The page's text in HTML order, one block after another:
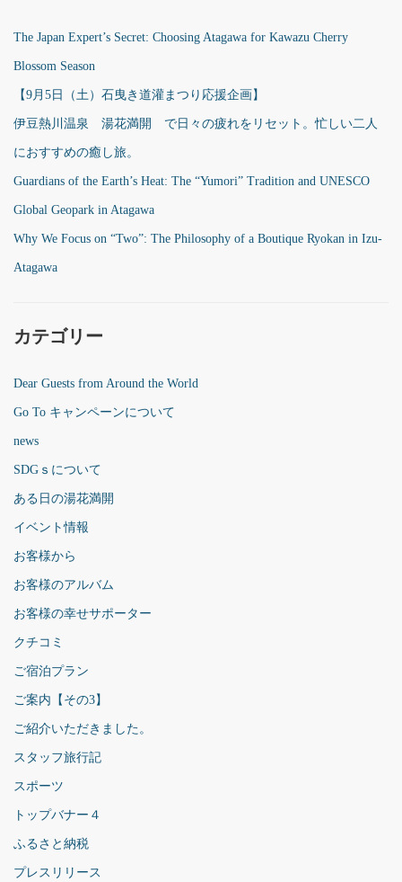
The Japan Expert’s Secret: Choosing Atagawa for Kawazu Cherry
Blossom Season
【9月5日（土）石曳き道灌まつり応援企画】
伊豆熱川温泉 湯花満開 で日々の疲れをリセット。忙しい二人
におすすめの癒し旅。
Guardians of the Earth’s Heat: The “Yumori” Tradition and UNESCO
Global Geopark in Atagawa
Why We Focus on “Two”: The Philosophy of a Boutique Ryokan in Izu-
Atagawa
カテゴリー
Dear Guests from Around the World
Go To キャンペーンについて
news
SDGｓについて
ある日の湯花満開
イベント情報
お客様から
お客様のアルバム
お客様の幸せサポーター
クチコミ
ご宿泊プラン
ご案内【その3】
ご紹介いただきました。
スタッフ旅行記
スポーツ
トップバナー４
ふるさと納税
プレスリリース